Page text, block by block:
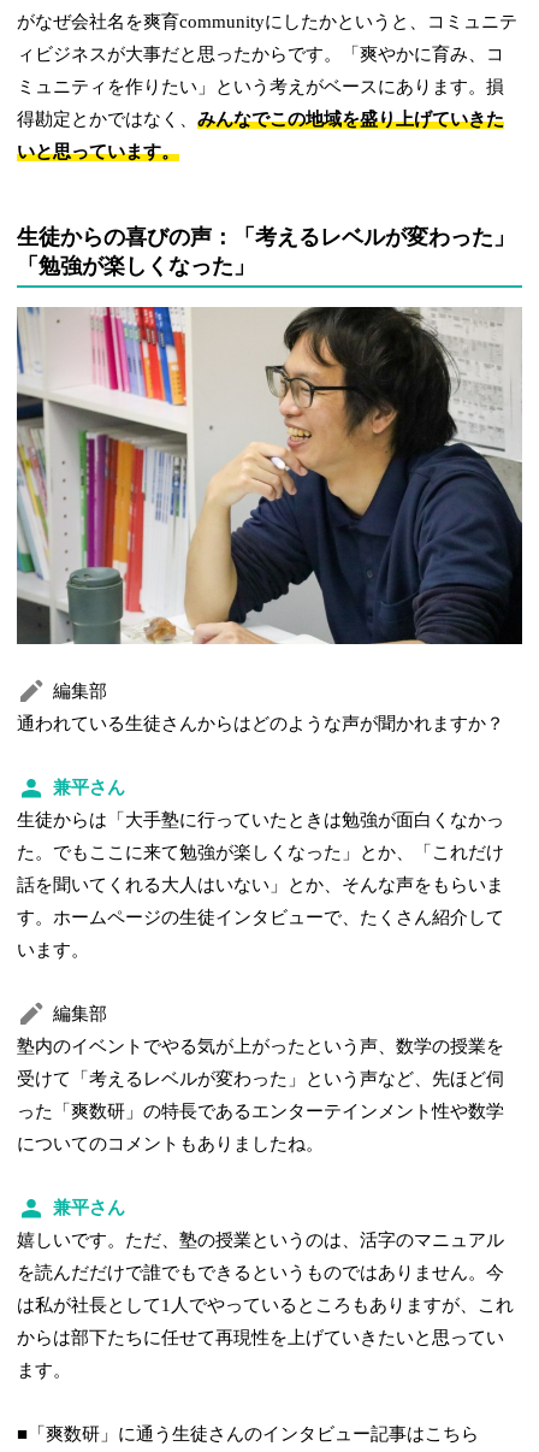
がなぜ会社名を爽育communityにしたかというと、コミュニテ
ィビジネスが大事だと思ったからです。「爽やかに育み、コ
ミュニティを作りたい」という考えがベースにあります。損
得勘定とかではなく、みんなでこの地域を盛り上げていきた
いと思っています。
生徒からの喜びの声：「考えるレベルが変わった」
「勉強が楽しくなった」
編集部
通われている生徒さんからはどのような声が聞かれますか？
兼平さん
生徒からは「大手塾に行っていたときは勉強が面白くなかっ
た。でもここに来て勉強が楽しくなった」とか、「これだけ
話を聞いてくれる大人はいない」とか、そんな声をもらいま
す。ホームページの生徒インタビューで、たくさん紹介して
います。
編集部
塾内のイベントでやる気が上がったという声、数学の授業を
受けて「考えるレベルが変わった」という声など、先ほど伺
った「爽数研」の特長であるエンターテインメント性や数学
についてのコメントもありましたね。
兼平さん
嬉しいです。ただ、塾の授業というのは、活字のマニュアル
を読んだだけで誰でもできるというものではありません。今
は私が社長として1人でやっているところもありますが、これ
からは部下たちに任せて再現性を上げていきたいと思ってい
ます。
■「爽数研」に通う生徒さんのインタビュー記事はこちら